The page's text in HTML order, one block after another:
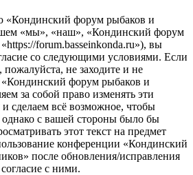
«Кондинский форум рыбаков и
«мы», «наш», «Кондинский форум
forum.basseinkonda.ru»), вы
со следующими условиями. Если
не заходите и не
форум рыбаков и
за собой право изменять эти
сделаем всё возможное, чтобы
однако с вашей стороны было бы
этот текст на предмет
конференции «Кондинский
после обновления/исправления
с ними.